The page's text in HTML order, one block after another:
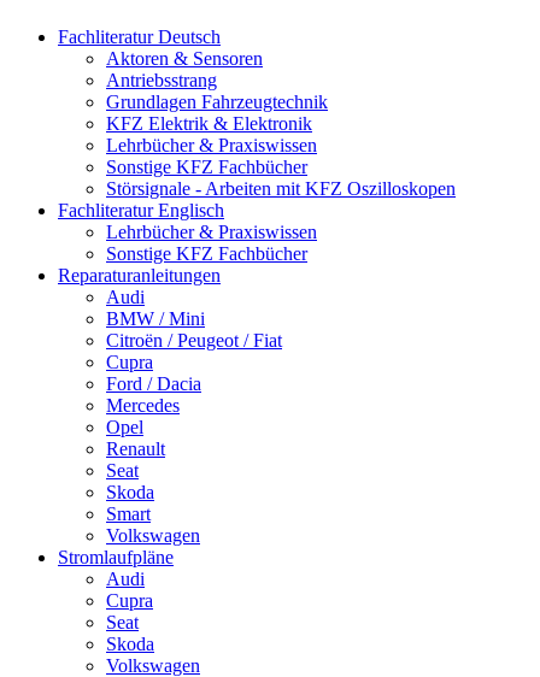
Fachliteratur Deutsch
Aktoren & Sensoren
Antriebsstrang
Grundlagen Fahrzeugtechnik
KFZ Elektrik & Elektronik
Lehrbücher & Praxiswissen
Sonstige KFZ Fachbücher
Störsignale - Arbeiten mit KFZ Oszilloskopen
Fachliteratur Englisch
Lehrbücher & Praxiswissen
Sonstige KFZ Fachbücher
Reparaturanleitungen
Audi
BMW / Mini
Citroën / Peugeot / Fiat
Cupra
Ford / Dacia
Mercedes
Opel
Renault
Seat
Skoda
Smart
Volkswagen
Stromlaufpläne
Audi
Cupra
Seat
Skoda
Volkswagen